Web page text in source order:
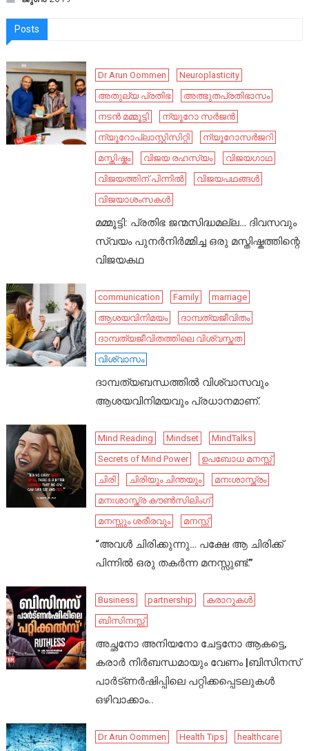
Posts
Dr Arun Oommen
Neuroplasticity
അതുല്യ പ്രതിഭ
അത്ഭുതപ്രതിഭാസം
നടൻ മമ്മൂട്ടി
ന്യൂറോ സർജൻ
ന്യൂറോപ്ലാസ്റ്റിസിറ്റി
ന്യൂറോസർജറി
മസ്തിഷ്കം
വിജയ രഹസ്യം
വിജയഗാഥ
വിജയത്തിന് പിന്നിൽ
വിജയപഥങ്ങൾ
വിജയാശംസകൾ
മമ്മൂട്ടി: പ്രതിഭ ജന്മസിദ്ധമല്ല… ദിവസവും
സ്വയം പുനർനിർമ്മിച്ച ഒരു മസ്തിഷ്കത്തിന്റെ
വിജയകഥ
communication Family
marriage
ആശയവിനിമയം
ദാമ്പത്യജീവിതം
ദാമ്പത്യജീവിതത്തിലെ വിശ്വസ്തത
വിശ്വാസം
ദാമ്പത്യബന്ധത്തിൽ വിശ്വാസവും
ആശയവിനിമയവും പ്രധാനമാണ്.
Mind Reading Mindset
MindTalks
Secrets of Mind Power
ഉപബോധ മനസ്സ്
ചിരി
ചിരിയും ചിന്തയും
മനഃശാസ്ത്രം
മനഃശാസ്ത്ര കൗൺസിലിംഗ്
മനസ്സും ശരീരവും
മനസ്സ്
“അവൾ ചിരിക്കുന്നു… പക്ഷേ ആ ചിരിക്ക്
പിന്നിൽ ഒരു തകർന്ന മനസ്സുണ്ട്.”
Business partnership
കരാറുകൾ
ബിസിനസ്സ്
അച്ഛനോ അനിയനോ ചേട്ടനോ ആകട്ടെ,
കരാർ നിർബന്ധമായും വേണം |ബിസിനസ്
പാർട്ണർഷിപ്പിലെ പറ്റിക്കപ്പെടലുകൾ
ഒഴിവാക്കാം..
Dr Arun Oommen Health Tips
healthcare